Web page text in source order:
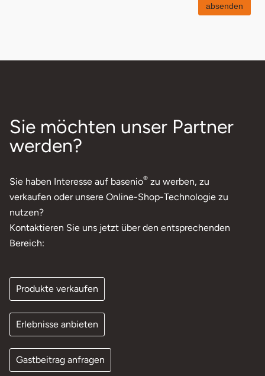
absenden
Sie möchten unser Partner
werden?
Sie haben Interesse auf basenio® zu werben, zu
verkaufen oder unsere Online-Shop-Technologie zu
nutzen?
Kontaktieren Sie uns jetzt über den entsprechenden
Bereich:
Produkte verkaufen
Erlebnisse anbieten
Gastbeitrag anfragen